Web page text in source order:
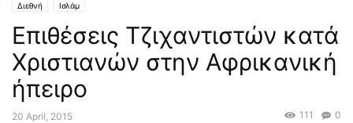
Διεθνή Ισλάμ
Επιθέσεις Τζιχαντιστών κατά
Χριστιανών στην Αφρικανική
ήπειρο
20 April, 2015 0
111